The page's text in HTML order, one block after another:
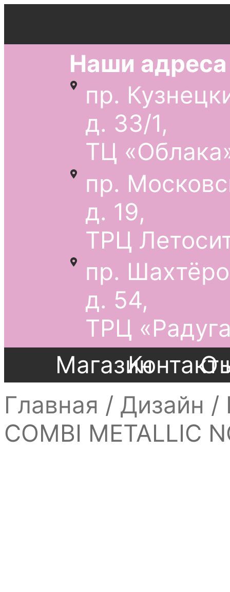
Наши адреса
пр.
д. 33/1,
ТЦ
пр.
д. 19,
ТРЦ
пр.
д. 54,
ТРЦ
Магазин
О
Главная / Дизайн /
COMBI METALLIC